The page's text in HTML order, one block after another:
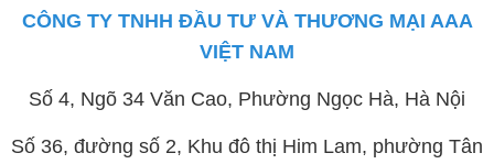
CÔNG TY TNHH ĐẦU TƯ VÀ THƯƠNG MẠI AAA
VIỆT NAM
Số 4, Ngõ 34 Văn Cao, Phường Ngọc Hà, Hà Nội
Số 36, đường số 2, Khu đô thị Him Lam, phường Tân